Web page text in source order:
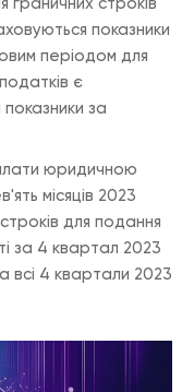
граничних строків
показники
періодом для
є
за
юридичною
місяців 2023
для подання
за 4 квартал 2023
всі 4 квартали 2023